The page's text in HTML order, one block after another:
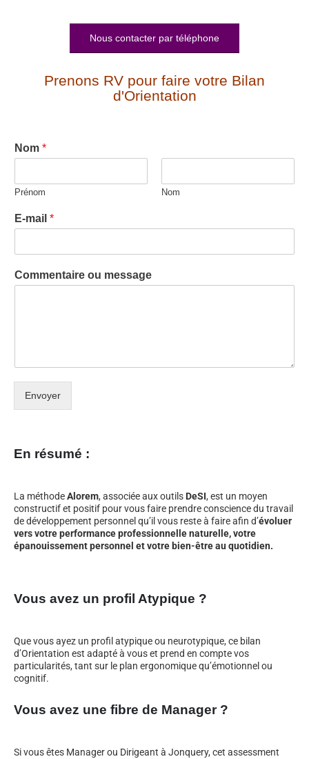
Nous contacter par téléphone
Prenons RV pour faire votre Bilan
d'Orientation
Nom *
Prénom Nom
E-mail *
Commentaire ou message
Envoyer
En résumé :
La méthodeAlorem, associée aux outils DeSI, est un moyen
constructif et positif pour vous faire prendre conscience du travail
de développement personnel qu’il vous reste à faire afin d’évoluer
vers votre performance professionnelle naturelle, votre
épanouissement personnel et votre bien-être au quotidien.
Vous avez un profil Atypique ?
Que vous ayez un profil atypique ou neurotypique, ce bilan
d’Orientation est adapté à vous et prend en compte vos
particularités, tant sur le plan ergonomique qu’émotionnel ou
cognitif.
Vous avez une fibre de Manager ?
Si vous êtes Manager ou Dirigeant à Jonquery, cet assessment